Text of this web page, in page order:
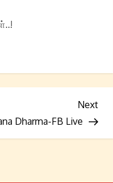
Next
Post
Next
Dharma-FB Live